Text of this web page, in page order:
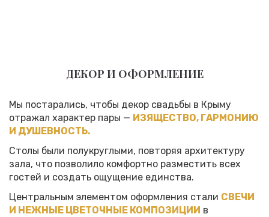
ДЕКОР И ОФОРМЛЕНИЕ
Мы постарались, чтобы декор свадьбы в Крыму
отражал характер пары — ИЗЯЩЕСТВО, ГАРМОНИЮ
И ДУШЕВНОСТЬ.
Столы были полукруглыми, повторяя архитектуру
зала, что позволило комфортно разместить всех
гостей и создать ощущение единства.
Центральным элементом оформления стали СВЕЧИ
И НЕЖНЫЕ ЦВЕТОЧНЫЕ КОМПОЗИЦИИ в